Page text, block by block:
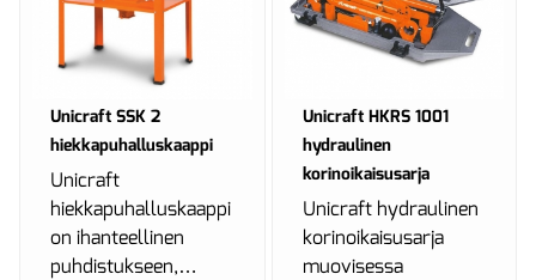
Unicraft SSK 2
hiekkapuhalluskaappi
Unicraft
hiekkapuhalluskaappi
on ihanteellinen
puhdistukseen,
Unicraft HKRS 1001
hydraulinen
korinoikaisusarja
Unicraft hydraulinen
korinoikaisusarja
muovisessa